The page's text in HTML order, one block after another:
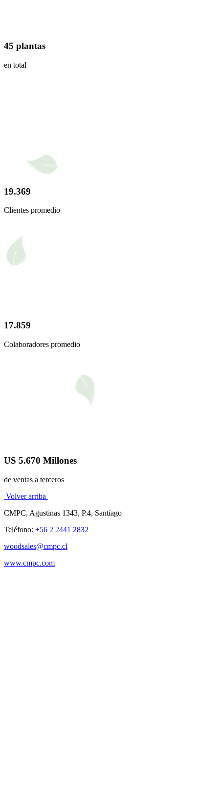
45 plantas
en total
19.369
Clientes promedio
17.859
Colaboradores promedio
US 5.670 Millones
de ventas a terceros
Volver arriba
CMPC, Agustinas 1343, P.4, Santiago
Teléfono: +56 2 2441 2832
woodsales@cmpc.cl
www.cmpc.com